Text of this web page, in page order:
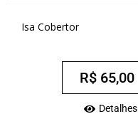
Isa Cobertor
R$65,00
Detalhes